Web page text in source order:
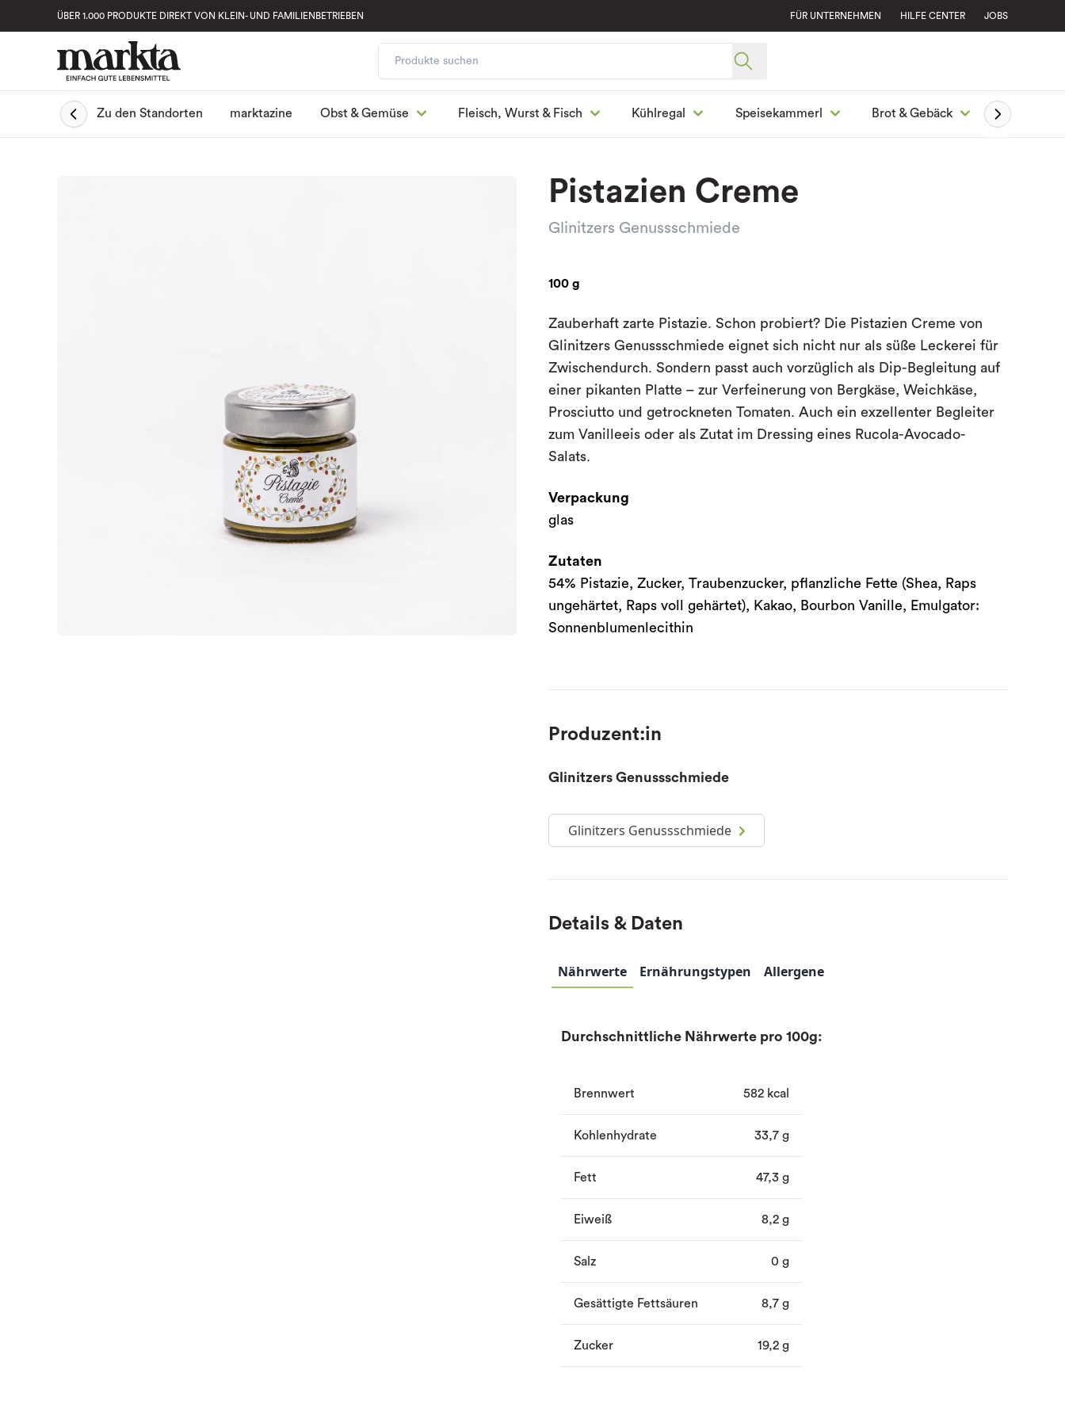
ÜBER 1.000 PRODUKTE DIREKT VON KLEIN- UND FAMILIENBETRIEBEN FÜR UNTERNEHMEN HILFE CENTER JOBS
Zu den Standorten marktazine Obst & Gemüse Fleisch, Wurst & Fisch Kühlregal Speisekammerl Brot & Gebäck
Pistazien Creme
Glinitzers Genussschmiede
100 g
Zauberhaft zarte Pistazie. Schon probiert? Die Pistazien Creme von
Glinitzers Genussschmiede eignet sich nicht nur als süße Leckerei für
Zwischendurch. Sondern passt auch vorzüglich als Dip-Begleitung auf
einer pikanten Platte – zur Verfeinerung von Bergkäse, Weichkäse,
Prosciutto und getrockneten Tomaten. Auch ein exzellenter Begleiter
zum Vanilleeis oder als Zutat im Dressing eines Rucola-Avocado-
Salats.
Verpackung
glas
Zutaten
54% Pistazie, Zucker, Traubenzucker, pflanzliche Fette (Shea, Raps
ungehärtet, Raps voll gehärtet), Kakao, Bourbon Vanille, Emulgator:
Sonnenblumenlecithin
Produzent:in
Glinitzers Genussschmiede
Glinitzers Genussschmiede
Details & Daten
Nährwerte Ernährungstypen Allergene
Durchschnittliche Nährwerte pro 100g:
Brennwert 582 kcal
Kohlenhydrate 33,7 g
Fett 47,3 g
Eiweiß 8,2 g
Salz 0 g
Gesättigte Fettsäuren 8,7 g
Zucker 19,2 g